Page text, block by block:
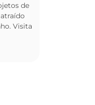
de
Visita